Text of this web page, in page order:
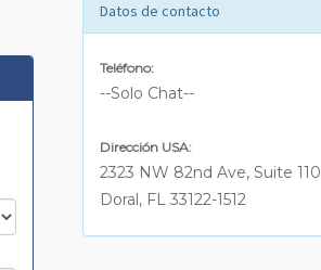
Datos de contacto
Teléfono:
--Solo Chat--
Dirección USA:
2323 NW 82nd Ave, Suite 110
Doral, FL 33122-1512